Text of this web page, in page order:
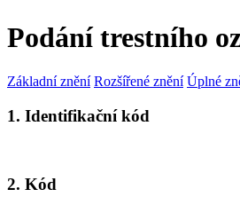
Podání trestního
Základní znění Rozšířené znění Úplné
1. Identifikační kód
2. Kód